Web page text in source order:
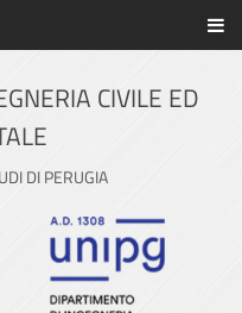
di Ateneo
CIVILE ED
DI PERUGIA